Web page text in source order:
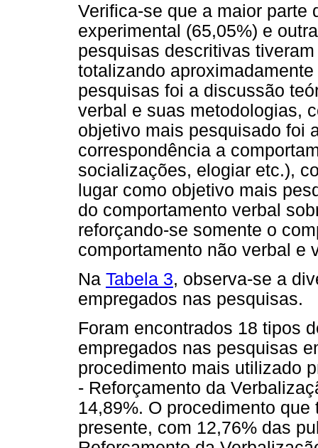
Verifica-se que a maior parte
experimental (65,05%) e
pesquisas descritivas
totalizando
pesquisas foi a discussão
verbal e suas metodologias,
objetivo mais pesquisado foi
correspondência a
socializações, elogiar etc.),
lugar como objetivo mais
do comportamento verbal
reforçando-se somente o
comportamento não verbal e
Na Tabela 3, observa-se a
empregados nas pesquisas.
Foram encontrados 18 tipos
empregados nas pesquisas
procedimento mais utilizado
- Reforçamento da
14,89%. O procedimento
presente, com 12,76% das